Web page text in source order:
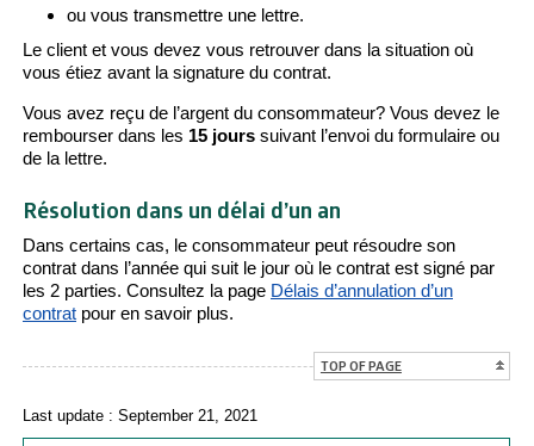
ou vous transmettre une lettre.
Le client et vous devez vous retrouver dans la situation où
vous étiez avant la signature du contrat.
Vous avez reçu de l’argent du consommateur? Vous devez le
rembourser dans les 15 jours suivant l’envoi du formulaire ou
de la lettre.
Résolution dans un délai d’un an
Dans certains cas, le consommateur peut résoudre son
contrat dans l’année qui suit le jour où le contrat est signé par
les 2 parties. Consultez la page Délais d’annulation d’un
contrat pour en savoir plus.
TOP OF PAGE
Last update : September 21, 2021